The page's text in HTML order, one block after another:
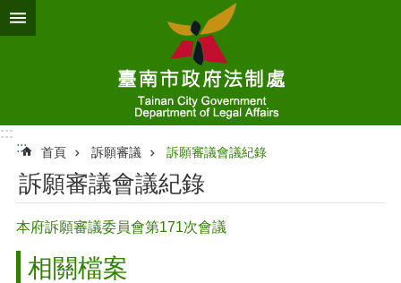
跳到主要內容區塊
:::
:::
首頁 訴願審議 訴願審議會議紀錄
訴願審議會議紀錄
本府訴願審議委員會第171次會議
相關檔案